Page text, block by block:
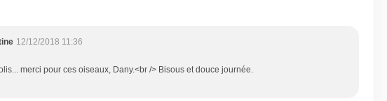
12/12/2018 11:36
merci pour ces oiseaux, Dany.<br /> Bisous et douce journée.